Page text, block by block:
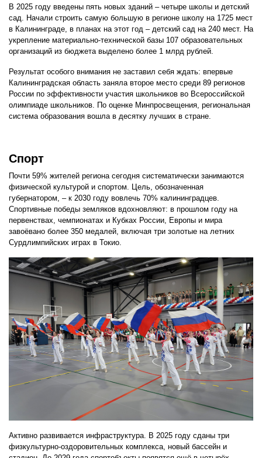
В 2025 году введены пять новых зданий – четыре школы и детский
сад. Начали строить самую большую в регионе школу на 1725 мест
в Калининграде, в планах на этот год – детский сад на 240 мест. На
укрепление материально-технической базы 107 образовательных
организаций из бюджета выделено более 1 млрд рублей.
Результат особого внимания не заставил себя ждать: впервые
Калининградская область заняла второе место среди 89 регионов
России по эффективности участия школьников во Всероссийской
олимпиаде школьников. По оценке Минпросвещения, региональная
система образования вошла в десятку лучших в стране.
Спорт
Почти 59% жителей региона сегодня систематически занимаются
физической культурой и спортом. Цель, обозначенная
губернатором, – к 2030 году вовлечь 70% калининградцев.
Спортивные победы земляков вдохновляют: в прошлом году на
первенствах, чемпионатах и Кубках России, Европы и мира
завоёвано более 350 медалей, включая три золотые на летних
Сурдлимпийских играх в Токио.
Активно развивается инфраструктура. В 2025 году сданы три
физкультурно-оздоровительных комплекса, новый бассейн и